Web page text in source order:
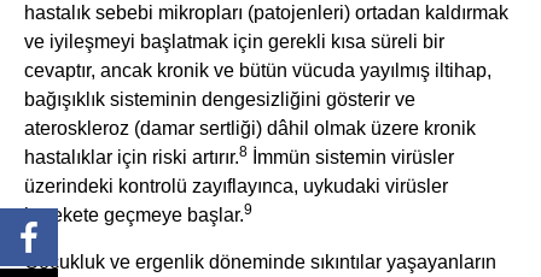
hastalık sebebi mikropları (patojenleri) ortadan kaldırmak
ve iyileşmeyi başlatmak için gerekli kısa süreli bir
cevaptır, ancak kronik ve bütün vücuda yayılmış iltihap,
bağışıklık sisteminin dengesizliğini gösterir ve
ateroskleroz (damar sertliği) dâhil olmak üzere kronik
hastalıklar için riski artırır.8
İmmün sistemin virüsler
üzerindeki kontrolü zayıflayınca, uykudaki virüsler
harekete geçmeye başlar.9
Çocukluk ve ergenlik döneminde sıkıntılar yaşayanların